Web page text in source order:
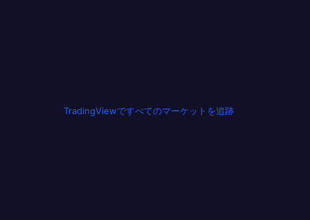
TradingViewですべてのマーケットを追跡